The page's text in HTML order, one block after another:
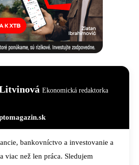
Ekonomická redaktorka
bankovníctvo a investovanie a
viac než len práca. Sledujem